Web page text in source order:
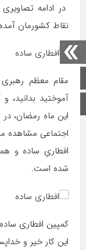
صفحه اصلی
اینستاگرام
در ادامه
نقاط کشورمان
مقام معظم
آموختید بدانید،
این ماه رمضان،
اجتماعى مشاهده
افطارىِ ساده و
شده است.
کمپین افطاری
این کار خیر و